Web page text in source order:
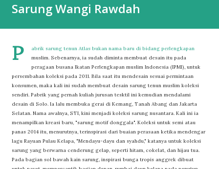
Sarung Wangi Rawdah
P
abrik sarung tenun Atlas bukan nama baru di bidang perlengkapan
muslim. Sebenarnya, ia sudah diminta membuat desain itu pada
peragaan busana Ikatan Perlengkapan muslim Indonesia (IPMI), untuk
persembahan koleksi pada 2011. Bila saat itu mendesain sesuai permintaan
konsumen, maka kali ini sudah membuat desain sarung tenun muslim koleksi
sendiri. Pabrik yang pernah kuliah jurusan tesktil ini kemudian mendalami
desain di Solo. Ia lalu membuka gerai di Kemang, Tanah Abang dan Jakarta
Selatan. Nama awalnya, STI, kini menjadi koleksi sarung nusantara. Kali ini ia
menampilkan kreasi baru, "sarung motif donggala". Koleksi untuk semi atau
panas 2014 itu, menurutnya, terinspirasi dari buaian perasaan ketika mendengar
lagu Rayuan Pulau Kelapa, "Mendayu-dayu dan syahdu," katanya untuk koleksi
sarung yang berwarna cenderung gelap, seperti hitam, cokelat, dan hijau tua.
Pada bagian sol bawah kain sarung, inspirasi bunga tropis anggrek dibuat